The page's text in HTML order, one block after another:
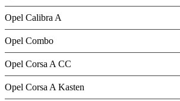
Opel Calibra A
Opel Combo
Opel Corsa A CC
Opel Corsa A Kasten